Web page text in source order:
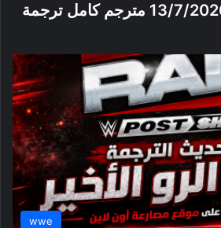
عرض الرو الاخير 13/7/2026 مترجم كامل ترجمة
wwe